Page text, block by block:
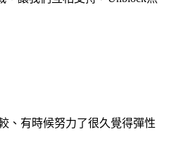
、有時候努力了很久覺得彈性